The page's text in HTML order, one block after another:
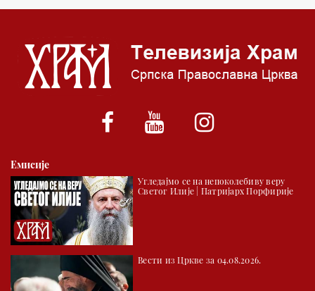
*најважније вести емитујемо на сваки пун сат
Емисије
Угледајмо се на непоколебиву веру
Светог Илије | Патријарх Порфирије
Вести из Цркве за 04.08.2026.